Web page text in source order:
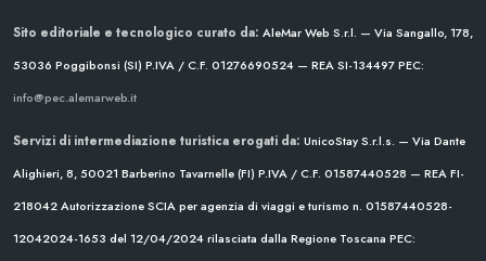
Sito editoriale e tecnologico curato da: AleMar Web S.r.l. — Via Sangallo, 178,
53036 Poggibonsi (SI) P.IVA / C.F. 01276690524 — REA SI-134497PEC:
info@pec.alemarweb.it
Servizi di intermediazione turistica erogati da: UnicoStay S.r.l.s. — Via Dante
Alighieri, 8, 50021 Barberino Tavarnelle (FI) P.IVA / C.F. 01587440528 — REA FI-
218042Autorizzazione SCIA per agenzia di viaggi e turismo n. 01587440528-
12042024-1653 del 12/04/2024rilasciata dalla Regione Toscana PEC: